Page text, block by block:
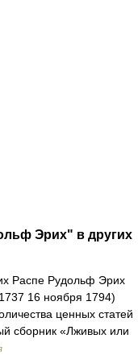
Эрих" в других
Распе Рудольф Эрих
16 ноября 1794)
ценных статей
сборник «Лживых или